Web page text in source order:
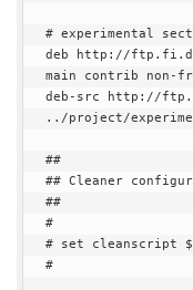
# experimental
deb http://
main contrib non-
deb-src http://
../project/
##
## Cleaner
##
#
# set cleanscript
#